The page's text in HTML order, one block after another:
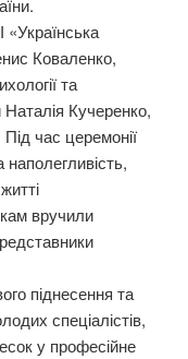
Коваленко,
та
Наталія Кучеренко,
час церемонії
вручили
піднесення та
спеціалістів,
у професійне